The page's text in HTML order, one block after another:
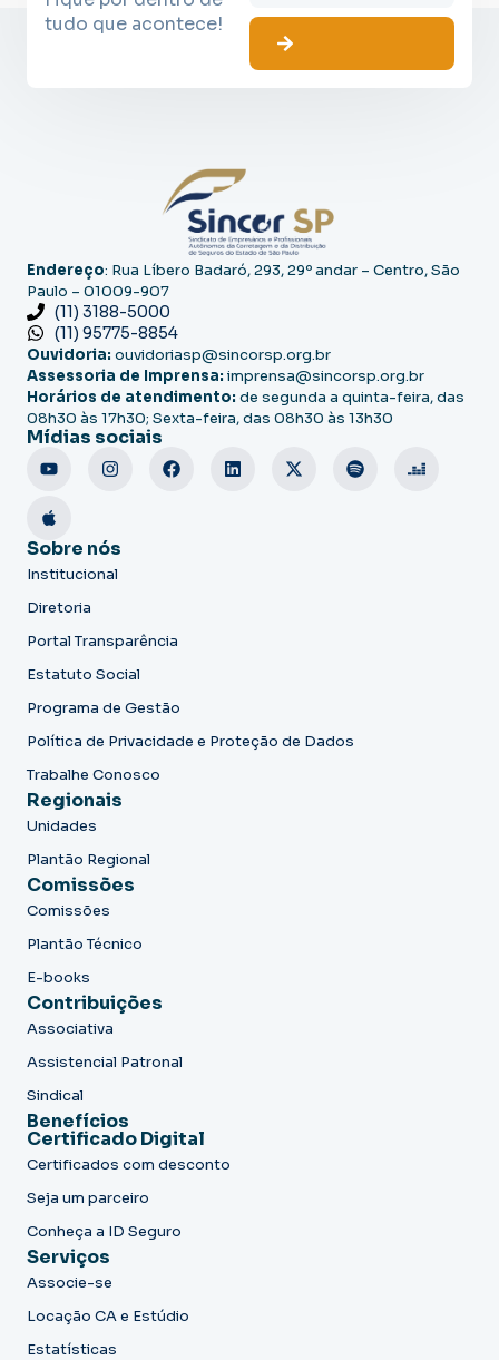
tudo que acontece!
Endereço: Rua Líbero Badaró, 293, 29º andar – Centro, São
Paulo – 01009-907
(11) 3188-5000
(11) 95775-8854
Ouvidoria: ouvidoriasp@sincorsp.org.br
Assessoria de Imprensa: imprensa@sincorsp.org.br
Horários de atendimento: de segunda a quinta-feira, das
08h30 às 17h30; Sexta-feira, das 08h30 às 13h30
Mídias sociais
Sobre nós
Institucional
Diretoria
Portal Transparência
Estatuto Social
Programa de Gestão
Política de Privacidade e Proteção de Dados
Trabalhe Conosco
Regionais
Unidades
Plantão Regional
Comissões
Comissões
Plantão Técnico
E-books
Contribuições
Associativa
Assistencial Patronal
Sindical
Benefícios
Certificado Digital
Certificados com desconto
Seja um parceiro
Conheça a ID Seguro
Serviços
Associe-se
Locação CA e Estúdio
Estatísticas